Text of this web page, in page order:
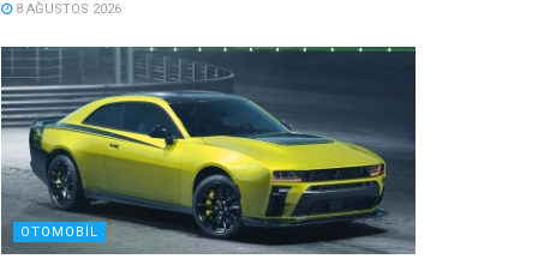
8 AĞUSTOS 2026
OTOMOBIL